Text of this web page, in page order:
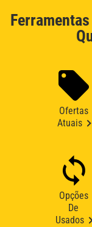
Ofertas
Atuais
Opções
De
Usados